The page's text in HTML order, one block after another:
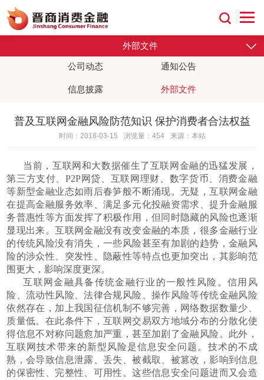
外部文件
公司动态 通知公告
信息披露 外部文件
普及互联网金融风险防范知识 保护消费者合法权益
时间：2018-03-15 浏览量：454 来源：本站
当前，互联网和大数据催生了互联网金融的迅猛发展，
第三方支付、P2P网贷、互联网理财、数字货币、消费金融
等新型金融业态如雨后春笋般不断涌现。无疑，互联网金融
在提高金融服务效率、满足多元化投融资需求、提升金融服
务普惠性等方面发挥了积极作用，但同时隐藏的风险也逐渐
显现出来。互联网金融没有改变金融的本质，很多金融行业
的传统风险没有消失，一些风险甚至有加剧的趋势，金融风
险的涉众性、突发性、隐蔽性等特点也更加突出，其影响范
围更大，影响深度更深。
互联网金融具备传统金融行业的一般性风险。信用风
险、流动性风险、法律合规风险、操作风险等传统金融风险
依然存在，加上我国征信机制不够完善，网络数据数量少、
质量低。在此条件下，互联网交易双方地域分布的分散化使
得信息不对称问题愈加严重，甚至加剧了金融风险。此外，
互联网技术带来的新型风险是信息安全问题。技术的不成
熟，会导致信息泄露、丢失、被截取、被篡改，影响到信息
的保密性、完整性、可用性。这些信息安全问题进而又会造